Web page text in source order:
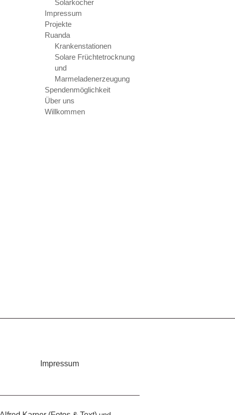
Solarkocher
Impressum
Projekte
Ruanda
Krankenstationen
Solare Früchtetrocknung
und
Marmeladenerzeugung
Spendenmöglichkeit
Über uns
Willkommen
Impressum